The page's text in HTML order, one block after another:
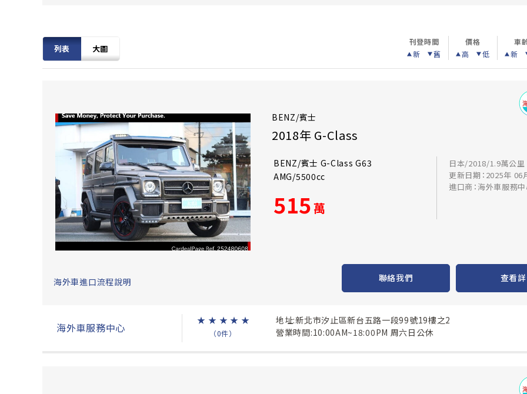
列表 大圖
刊登時間
新
舊
價格
高
低
車
新
BENZ/賓士
2018年 G-Class
BENZ/賓士 G-Class G63
AMG/5500cc
515萬
日本/2018/1.9萬公里
更新日期：2025年 06
進口商：海外車服務
海外車進口流程說明 聯絡我們 查看
海外車服務中心
★ ★ ★ ★ ★
（0件）
地址:新北市汐止區新台五路一段99號19樓之2
營業時間:10:00AM~18:00PM 周六日公休